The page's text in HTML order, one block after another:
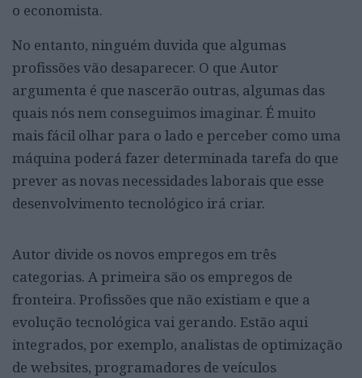
o economista.
No entanto, ninguém duvida que algumas
profissões vão desaparecer. O que Autor
argumenta é que nascerão outras, algumas das
quais nós nem conseguimos imaginar. É muito
mais fácil olhar para o lado e perceber como uma
máquina poderá fazer determinada tarefa do que
prever as novas necessidades laborais que esse
desenvolvimento tecnológico irá criar.
Autor divide os novos empregos em três
categorias. A primeira são os empregos de
fronteira. Profissões que não existiam e que a
evolução tecnológica vai gerando. Estão aqui
integrados, por exemplo, analistas de optimização
de websites, programadores de veículos